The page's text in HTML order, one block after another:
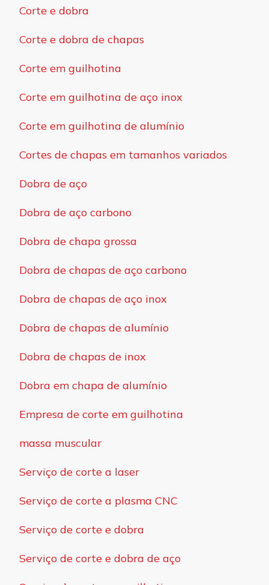
Corte e dobra
Corte e dobra de chapas
Corte em guilhotina
Corte em guilhotina de aço inox
Corte em guilhotina de alumínio
Cortes de chapas em tamanhos variados
Dobra de aço
Dobra de aço carbono
Dobra de chapa grossa
Dobra de chapas de aço carbono
Dobra de chapas de aço inox
Dobra de chapas de alumínio
Dobra de chapas de inox
Dobra em chapa de alumínio
Empresa de corte em guilhotina
massa muscular
Serviço de corte a laser
Serviço de corte a plasma CNC
Serviço de corte e dobra
Serviço de corte e dobra de aço